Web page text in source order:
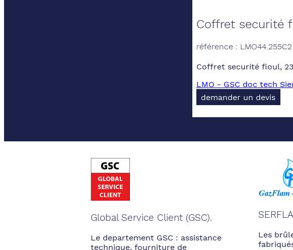
Coffret securité
référence : LMO44.255C2
Coffret securité fioul,
LMO - GSC doc tech
demander un devis
Global Service Client (GSC).
Le departement GSC : assistance
technique, fourniture de
Les